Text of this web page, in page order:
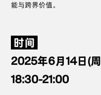
能与跨界价值。
时间
2025年6月14日(
18:30-21:00